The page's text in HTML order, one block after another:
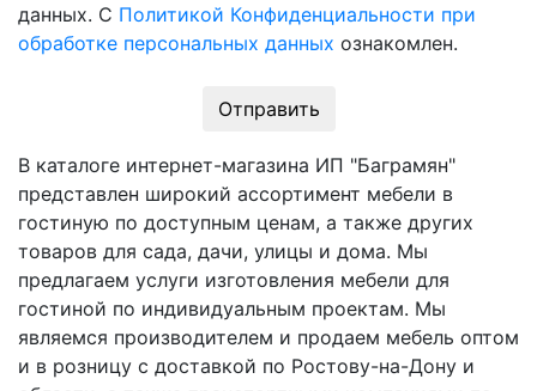
данных. С Политикой Конфиденциальности при
обработке персональных данных ознакомлен.
Отправить
В каталоге интернет-магазина ИП "Баграмян"
представлен широкий ассортимент мебели в
гостиную по доступным ценам, а также других
товаров для сада, дачи, улицы и дома. Мы
предлагаем услуги изготовления мебели для
гостиной по индивидуальным проектам. Мы
являемся производителем и продаем мебель оптом
и в розницу с доставкой по Ростову-на-Дону и